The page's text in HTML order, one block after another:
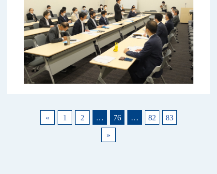
« 1 2 … 76 … 82 83
»